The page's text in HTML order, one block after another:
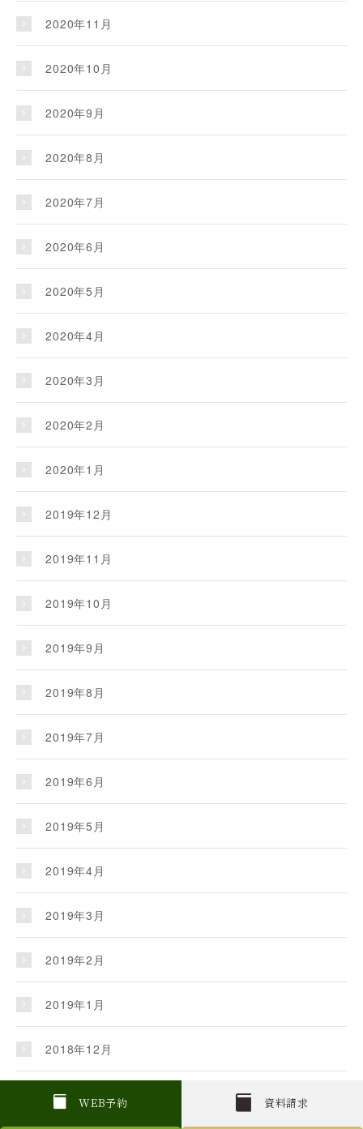
W EB予約 資料請求
2020年11月
2020年10月
2020年9月
2020年8月
2020年7月
2020年6月
2020年5月
2020年4月
2020年3月
2020年2月
2020年1月
2019年12月
2019年11月
2019年10月
2019年9月
2019年8月
2019年7月
2019年6月
2019年5月
2019年4月
2019年3月
2019年2月
2019年1月
2018年12月
2018年11月